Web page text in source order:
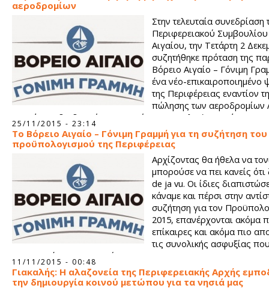
μας, αποφασίστηκε η συγκρότηση διαπαραταξιακής
θα έκανε συνάντηση με τον τότε αναπληρωτή υπουργό
αεροδρομίων
Στην τελευταία συνεδρίαση
Περιφερειακού
Αιγαίου, την Τετάρτη 2
συζητήθηκε πρόταση της
Βόρειο Αιγαίο – Γόνιμη
ένα νέο-επικαιροποιημένο
της Περιφέρειας εναντίον
πώλησης των αεροδρομίων
και Σάμου, διαδικασία που μπαίνει στην τελική της φάση.
25/11/2015 - 23:14
To Βόρειο Αιγαίο – Γόνιμη Γραμμή για τη συζήτηση του
προϋπολογισμού της Περιφέρειας
Αρχίζοντας θα ήθελα να
μπορούσε να πει κανείς
de ja vu. Οι ίδιες
κάναμε και πέρσι στην
συζήτηση για τον
2015, επανέρχονται ακόμα
επίκαιρες και ακόμα πιο
τις συνολικής ασφυξίας
ως περιφέρεια και ως χώρα.
11/11/2015 - 00:48
Γιακαλής: Η αλαζονεία της Περιφερειακής Αρχής
την δημιουργία κοινού μετώπου για τα νησιά μας